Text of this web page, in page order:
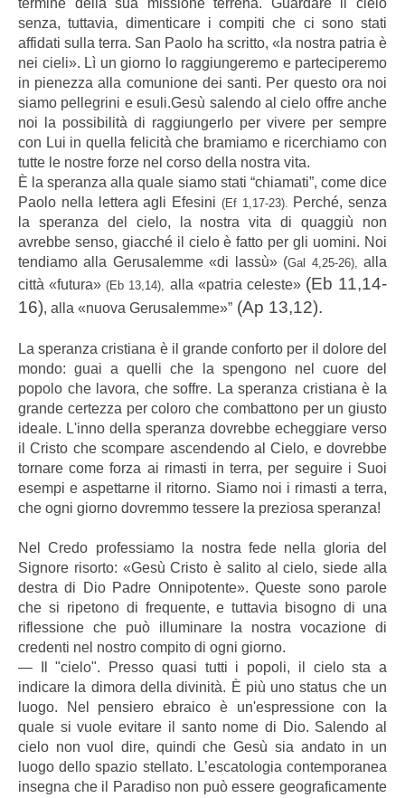
termine della sua missione terrena. Guardare il cielo
senza, tuttavia, dimenticare i compiti che ci sono stati
affidati sulla terra. San Paolo ha scritto, «la nostra patria è
nei cieli». Lì un giorno lo raggiungeremo e parteciperemo
in pienezza alla comunione dei santi. Per questo ora noi
siamo pellegrini e esuli.Gesù salendo al cielo offre anche
noi la possibilità di raggiungerlo per vivere per sempre
con Lui in quella felicità che bramiamo e ricerchiamo con
tutte le nostre forze nel corso della nostra vita.
È la speranza alla quale siamo stati “chiamati”, come dice
Paolo nella lettera agli Efesini (Ef 1,17-23). Perché, senza
la speranza del cielo, la nostra vita di quaggiù non
avrebbe senso, giacché il cielo è fatto per gli uomini. Noi
tendiamo alla Gerusalemme «di lassù» (Gal 4,25-26), alla
città «futura»(Eb 13,14), alla «patria celeste» (Eb 11,14-
16), alla «nuova Gerusalemme»” (Ap 13,12).
La speranza cristiana è il grande conforto per il dolore del
mondo: guai a quelli che la spengono nel cuore del
popolo che lavora, che soffre. La speranza cristiana è la
grande certezza per coloro che combattono per un giusto
ideale. L'inno della speranza dovrebbe echeggiare verso
il Cristo che scompare ascendendo al Cielo, e dovrebbe
tornare come forza ai rimasti in terra, per seguire i Suoi
esempi e aspettarne il ritorno. Siamo noi i rimasti a terra,
che ogni giorno dovremmo tessere la preziosa speranza!
Nel Credo professiamo la nostra fede nella gloria del
Signore risorto: «Gesù Cristo è salito al cielo, siede alla
destra di Dio Padre Onnipotente». Queste sono parole
che si ripetono di frequente, e tuttavia bisogno di una
riflessione che può illuminare la nostra vocazione di
credenti nel nostro compito di ogni giorno.
― Il "cielo". Presso quasi tutti i popoli, il cielo sta a
indicare la dimora della divinità. È più uno status che un
luogo. Nel pensiero ebraico è un'espressione con la
quale si vuole evitare il santo nome di Dio. Salendo al
cielo non vuol dire, quindi che Gesù sia andato in un
luogo dello spazio stellato. L’escatologia contemporanea
insegna che il Paradiso non può essere geograficamente